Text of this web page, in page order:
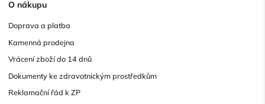
O nákupu
Doprava a platba
Kamenná prodejna
Vrácení zboží do 14 dnů
Dokumenty ke zdravotnickým prostředkům
Reklamační řád k ZP